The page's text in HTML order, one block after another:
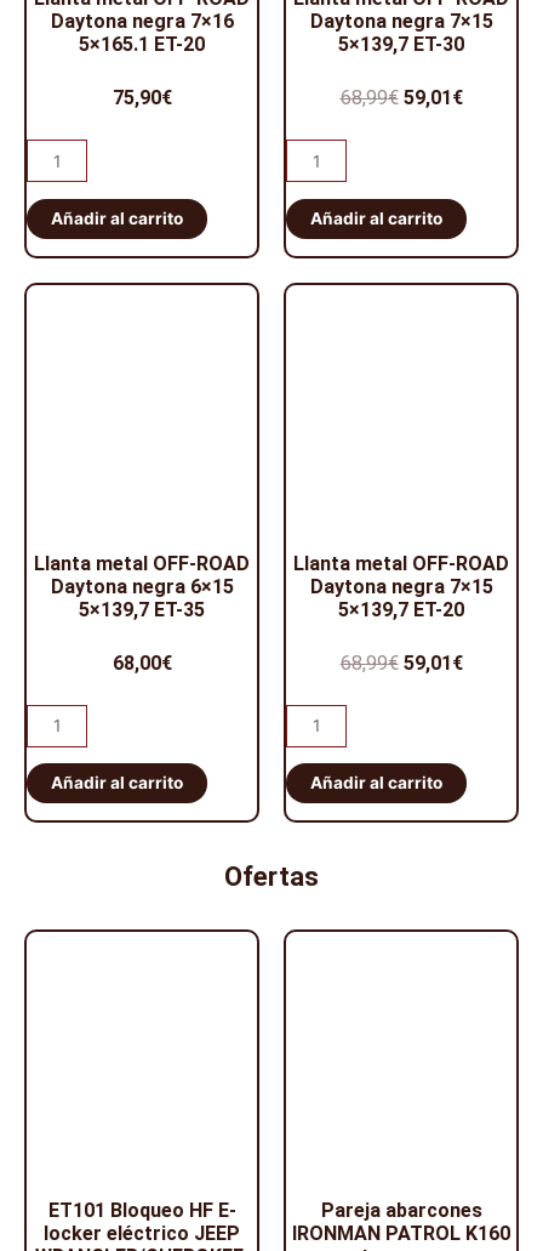
Daytona negra 7×16
5×165.1 ET-20
75,90€
Añadir al carrito
Daytona negra 7×15
5×139,7 ET-30
68,99€ 59,01 €
Añadir al carrito
Llanta metal OFF-ROAD
Daytona negra 6×15
5×139,7 ET-35
68,00€
Añadir al carrito
Llanta metal OFF-ROAD
Daytona negra 7×15
5×139,7 ET-20
68,99€ 59,01€
Añadir al carrito
Ofertas
ET101 Bloqueo HF E-
locker eléctrico JEEP
Pareja abarcones
IRONMAN PATROL K160